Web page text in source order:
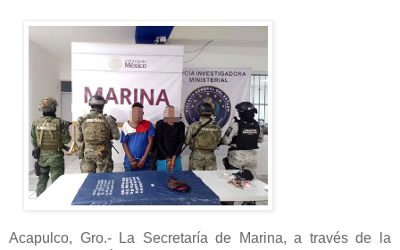
Acapulco, Gro.- La Secretaría de Marina, a través de la